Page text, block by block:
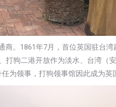
。1861年7月，首位英国驻台
狗二港开放作为淡水、台湾（
为领事，打狗领事馆因此成为英